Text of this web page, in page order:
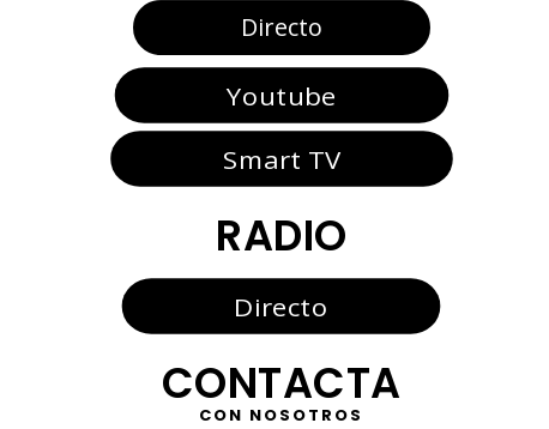
Directo
Youtube
Smart TV
RADIO
Directo
CONTACTA
CON NOSOTROS